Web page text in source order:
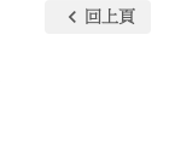
keyboard_arrow_left 回上頁